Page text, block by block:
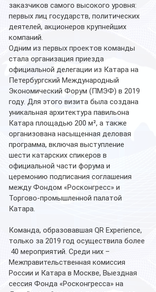
заказчиков самого высокого уровня:
первых лиц государств, политических
деятелей, акционеров крупнейших
компаний.
Одним из первых проектов команды
стала организация приезда
официальной делегации из Катара на
Петербургский Международный
Экономический Форум (ПМЭФ) в 2019
году. Для этого визита была создана
уникальная архитектура павильона
Катара площадью 200 м², а также
организована насыщенная деловая
программа, включая выступление
шести катарских спикеров в
официальной части форума и
церемонию подписания соглашения
между Фондом «Росконгресс» и
Торгово-промышленной палатой
Катара.
Команда, образовавшая QR Experience,
только за 2019 год осуществила более
Межправительственная комиссия
России и Катара в Москве, Выездная
сессия Фонда «Росконгресса» на